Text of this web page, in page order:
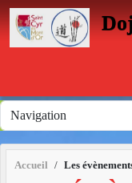
Accueil Les
Panneau de gestion des